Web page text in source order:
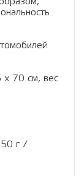
x 70 см, вес
г /